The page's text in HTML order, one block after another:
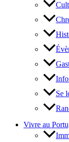
Se
Vivre au